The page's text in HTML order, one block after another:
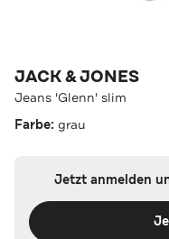
JACK & JONES
Jeans 'Glenn' slim
Farbe: grau
Jetzt anmelden